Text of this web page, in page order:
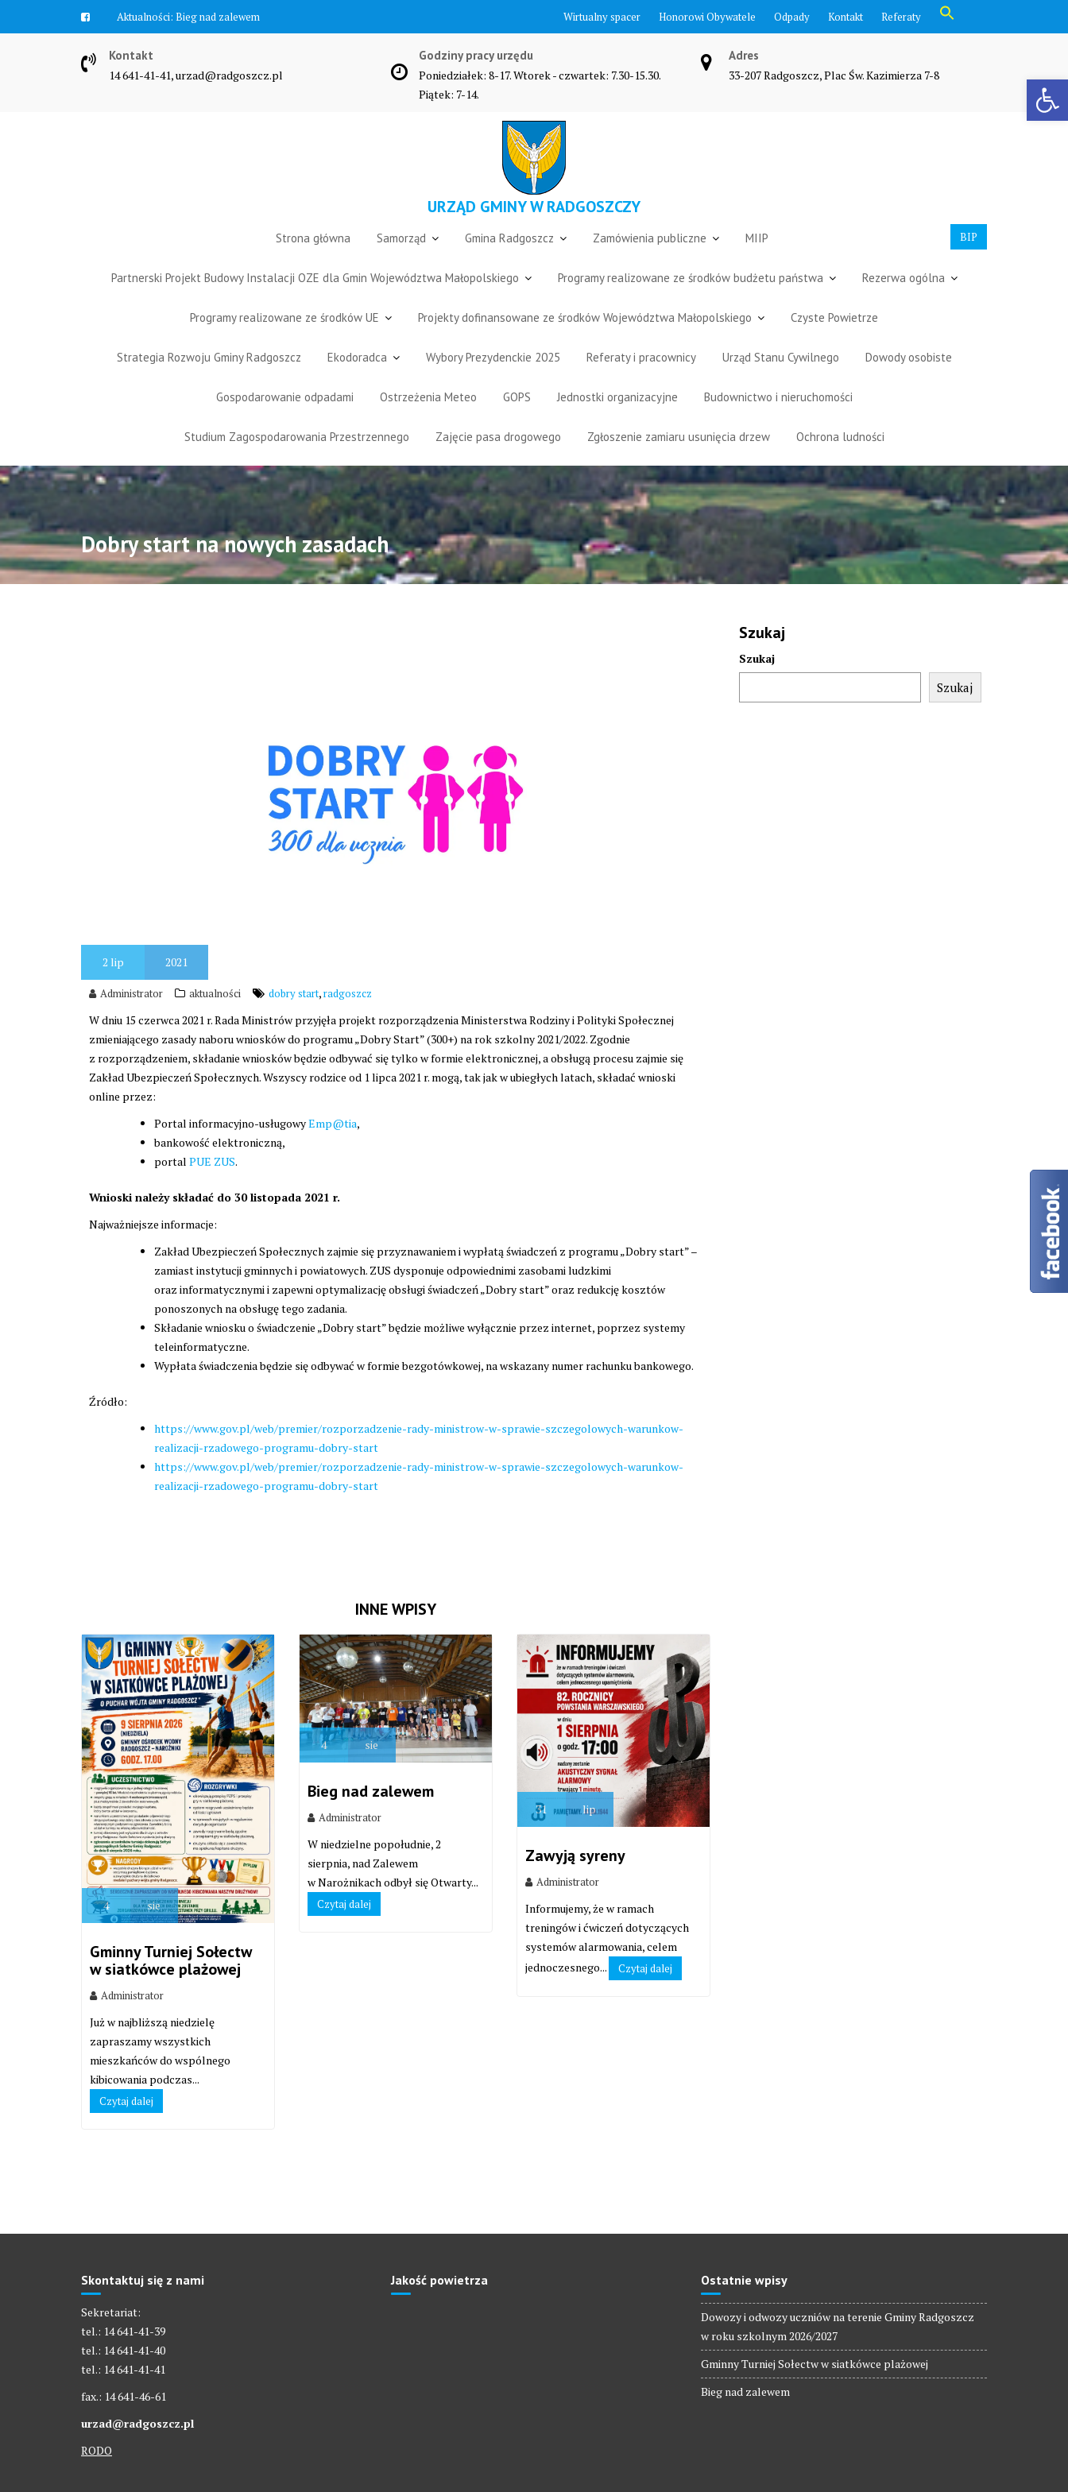
Otwórz pasek narzędzi
Aktualności: Bieg nad zalewem Wirtualny spacer Honorowi Obywatele Odpady Kontakt Referaty
Search Button
Kontakt
14 641-41-41, urzad@radgoszcz.pl
Godziny pracy urzędu
Poniedziałek: 8-17. Wtorek - czwartek: 7.30-15.30.
Piątek: 7-14.
Adres
33-207 Radgoszcz, Plac Św. Kazimierza 7-8
URZĄD GMINY W RADGOSZCZY
BIP
Strona główna Samorząd Gmina Radgoszcz Zamówienia publiczne MIIP
Partnerski Projekt Budowy Instalacji OZE dla Gmin Województwa Małopolskiego Programy realizowane ze środków budżetu państwa Rezerwa ogólna
Programy realizowane ze środków UE Projekty dofinansowane ze środków Województwa Małopolskiego Czyste Powietrze
Strategia Rozwoju Gminy Radgoszcz Ekodoradca Wybory Prezydenckie 2025 Referaty i pracownicy Urząd Stanu Cywilnego Dowody osobiste
Gospodarowanie odpadami Ostrzeżenia Meteo GOPS Jednostki organizacyjne Budownictwo i nieruchomości
Studium Zagospodarowania Przestrzennego Zajęcie pasa drogowego Zgłoszenie zamiaru usunięcia drzew Ochrona ludności
Dobry start na nowych zasadach
2 lip 2021
Administrator aktualności dobry start,radgoszcz
W dniu 15 czerwca 2021 r. Rada Ministrów przyjęła projekt rozporządzenia Ministerstwa Rodziny i Polityki Społecznej
zmieniającego zasady naboru wniosków do programu „Dobry Start” (300+) na rok szkolny 2021/2022. Zgodnie
z rozporządzeniem, składanie wniosków będzie odbywać się tylko w formie elektronicznej, a obsługą procesu zajmie się
Zakład Ubezpieczeń Społecznych. Wszyscy rodzice od 1 lipca 2021 r. mogą, tak jak w ubiegłych latach, składać wnioski
online przez:
Portal informacyjno-usługowyEmp@tia,
bankowość elektroniczną,
portal PUE ZUS.
Wnioski należy składać do 30 listopada 2021 r.
Najważniejsze informacje:
Zakład Ubezpieczeń Społecznych zajmie się przyznawaniem i wypłatą świadczeń z programu „Dobry start” –
zamiast instytucji gminnych i powiatowych. ZUS dysponuje odpowiednimi zasobami ludzkimi
oraz informatycznymi i zapewni optymalizację obsługi świadczeń „Dobry start” oraz redukcję kosztów
ponoszonych na obsługę tego zadania.
Składanie wniosku o świadczenie „Dobry start” będzie możliwe wyłącznie przez internet, poprzez systemy
teleinformatyczne.
Wypłata świadczenia będzie się odbywać w formie bezgotówkowej, na wskazany numer rachunku bankowego.
Źródło:
https://www.gov.pl/web/premier/rozporzadzenie-rady-ministrow-w-sprawie-szczegolowych-warunkow-
realizacji-rzadowego-programu-dobry-start
https://www.gov.pl/web/premier/rozporzadzenie-rady-ministrow-w-sprawie-szczegolowych-warunkow-
realizacji-rzadowego-programu-dobry-start
INNE WPISY
4 sie
Gminny Turniej Sołectw
w siatkówce plażowej
Administrator
Już w najbliższą niedzielę
zapraszamy wszystkich
mieszkańców do wspólnego
kibicowania podczas...
Czytaj dalej
4 sie
Bieg nad zalewem
Administrator
W niedzielne popołudnie, 2
sierpnia, nad Zalewem
w Narożnikach odbył się Otwarty...
Czytaj dalej
31 lip
Zawyją syreny
Administrator
Informujemy, że w ramach
treningów i ćwiczeń dotyczących
systemów alarmowania, celem
jednoczesnego...
Czytaj dalej
Szukaj
Szukaj
Szukaj
Skontaktuj się z nami
Sekretariat:
tel.: 14 641-41-39
tel.: 14 641-41-40
tel.: 14 641-41-41
fax.: 14 641-46-61
urzad@radgoszcz.pl
RODO
Jakość powietrza Ostatnie wpisy
Dowozy i odwozy uczniów na terenie Gminy Radgoszcz
w roku szkolnym 2026/2027
Gminny Turniej Sołectw w siatkówce plażowej
Bieg nad zalewem